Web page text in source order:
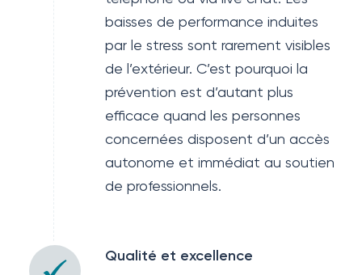
baisses de performance induites
par le stress sont rarement visibles
de l’extérieur. C’est pourquoi la
prévention est d’autant plus
efficace quand les personnes
concernées disposent d’un accès
autonome et immédiat au soutien
de professionnels.
Qualité et excellence